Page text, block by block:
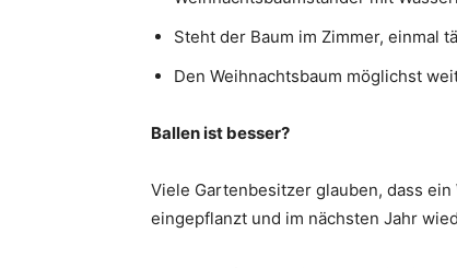
Steht der Baum im Zimmer, einmal
Den Weihnachtsbaum möglichst
Ballen ist besser?
Viele Gartenbesitzer glauben, dass
eingepflanzt und im nächsten Jahr